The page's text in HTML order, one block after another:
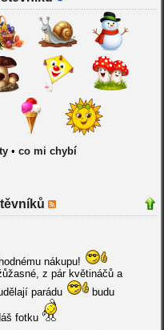
• co mi chybí
nákupu!
z pár květináčů a
parádu
budu
fotku